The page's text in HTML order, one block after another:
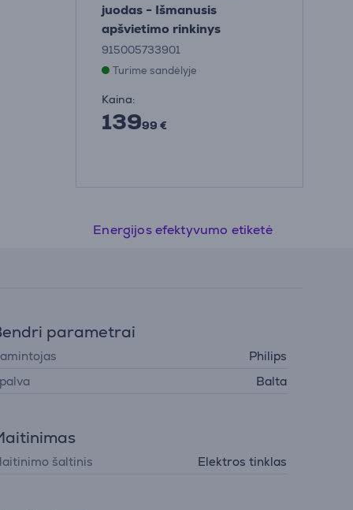
juodas - Išmanusis
apšvietimo rinkinys
915005733901
Turime sandėlyje
Kaina:
13999 €
Energijos efektyvumo etiketė
parametrai
Philips
Balta
šaltinis Elektros tinklas